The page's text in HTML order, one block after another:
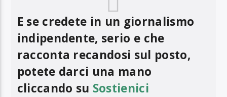
E se credete in un giornalismo
indipendente, serio e che
racconta recandosi sul posto,
potete darci una mano
cliccando su Sostienici